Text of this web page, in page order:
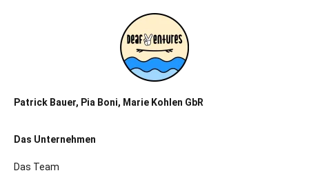
Patrick Bauer, Pia Boni, Marie Kohlen GbR
Das Unternehmen
Das Team